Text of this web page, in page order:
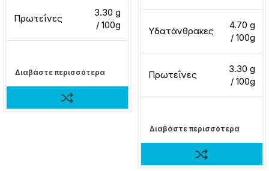
Πρωτεΐνες
3.30 g
/ 100g
Διαβάστε περισσότερα
Υδατάνθρακες
4.70 g
/ 100g
Πρωτεΐνες
3.30 g
/ 100g
Διαβάστε περισσότερα